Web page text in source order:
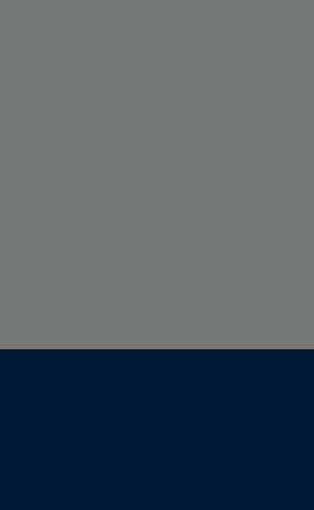
Secondary